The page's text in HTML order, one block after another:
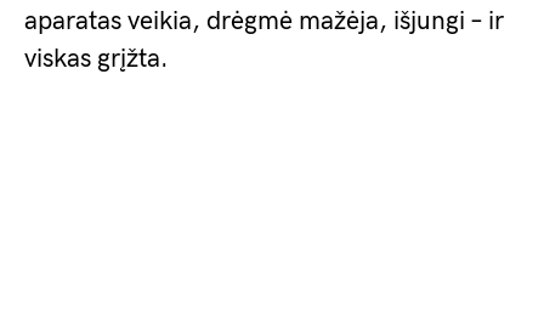
aparatas veikia, drėgmė mažėja, išjungi – ir
viskas grįžta.